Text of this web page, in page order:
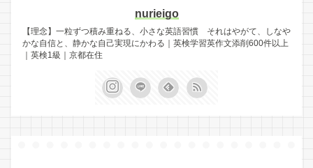
nurieigo
【理念】一粒ずつ積み重ねる、小さな英語習慣 それはやがて、しなや
かな自信と、静かな自己実現にかわる｜英検学習英作文添削600件以上
｜英検1級｜京都在住